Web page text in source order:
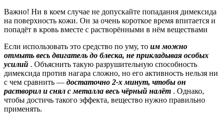
Важно! Ни в коем случае не допускайте попадания димексида
на поверхность кожи. Он за очень короткое время впитается и
попадёт в кровь вместе с растворёнными в нём веществами
Если использовать это средство по уму, то им можно
отмыть весь двигатель до блеска, не прикладывая особых
усилий . Объяснить такую разрушительную способность
димексида против нагара сложно, но его активность нельзя ни
с чем сравнить — достаточно 2-х минут, чтобы он
растворил и снял с металла весь чёрный налёт . Однако,
чтобы достичь такого эффекта, вещество нужно правильно
применять.